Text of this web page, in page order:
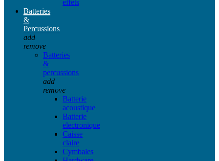
effets
Batteries
&
Percussions
add
remove
Batteries
&
percussions
add
remove
Batterie
acoustique
Batterie
electronique
Caisse
claire
Cymbales